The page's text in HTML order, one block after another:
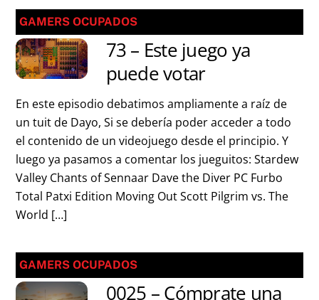
GAMERS OCUPADOS
73 – Este juego ya
puede votar
En este episodio debatimos ampliamente a raíz de
un tuit de Dayo, Si se debería poder acceder a todo
el contenido de un videojuego desde el principio. Y
luego ya pasamos a comentar los jueguitos: Stardew
Valley Chants of Sennaar Dave the Diver PC Furbo
Total Patxi Edition Moving Out Scott Pilgrim vs. The
World […]
GAMERS OCUPADOS
0025 – Cómprate una